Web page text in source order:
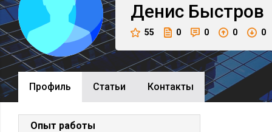
Денис Быстров
55 0 0 0 0
Профиль Cтатьи Контакты
Опыт работы